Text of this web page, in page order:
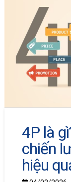
4P là
chiến
hiệu